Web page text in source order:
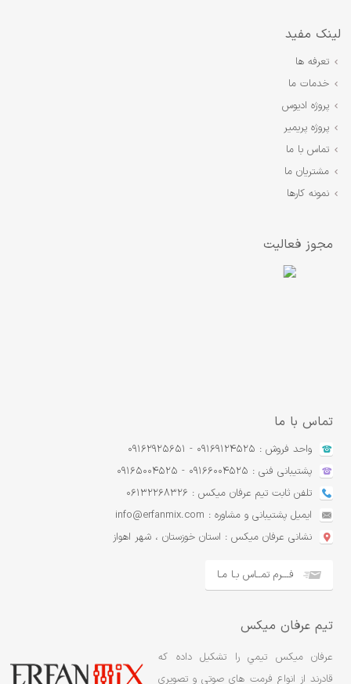
لینک مفید
تعرفه ها
خدمات ما
پروژه ادیوس
پروژه پریمیر
تماس با ما
مشتریان ما
نمونه کارها
مجوز فعالیت
تماس با ما
واحد فروش : 09169124525 - 09162925651
پشتیبانی فنی : 09166004525 - 09165004525
تلفن ثابت تیم عرفان میکس : 06132268326
ایمیل پشتیبانی و مشاوره : info@erfanmix.com
نشانی عرفان میکس : استان خوزستان ، شهر اهواز
فـــرم تمــاس بـا مـا
تیم عرفان میکس
عرفان ميکس تيمي را تشکيل داده که
قادرند از انواع فرمت هاي صوتي و تصويري